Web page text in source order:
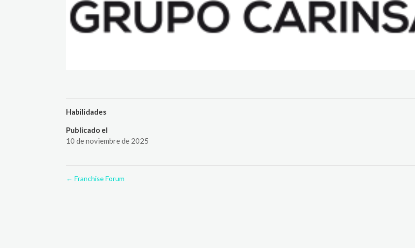
Habilidades
Publicado el
10 de noviembre de 2025
← Franchise Forum